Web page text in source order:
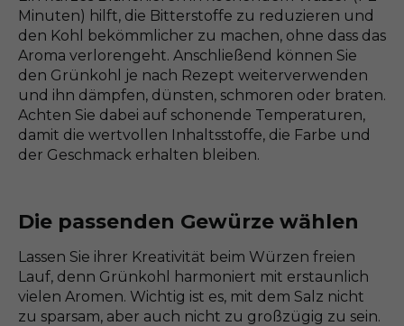
Minuten) hilft, die Bitterstoffe zu reduzieren und
den Kohl bekömmlicher zu machen, ohne dass das
Aroma verlorengeht. Anschließend können Sie
den Grünkohl je nach Rezept weiterverwenden
und ihn dämpfen, dünsten, schmoren oder braten.
Achten Sie dabei auf schonende Temperaturen,
damit die wertvollen Inhaltsstoffe, die Farbe und
der Geschmack erhalten bleiben.
Die passenden Gewürze wählen
Lassen Sie ihrer Kreativität beim Würzen freien
Lauf, denn Grünkohl harmoniert mit erstaunlich
vielen Aromen. Wichtig ist es, mit dem Salz nicht
zu sparsam, aber auch nicht zu großzügig zu sein.